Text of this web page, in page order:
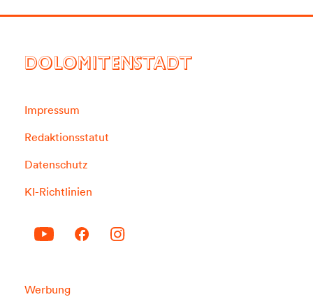
DOLOMITENSTADT
Impressum
Redaktionsstatut
Datenschutz
KI-Richtlinien
Werbung